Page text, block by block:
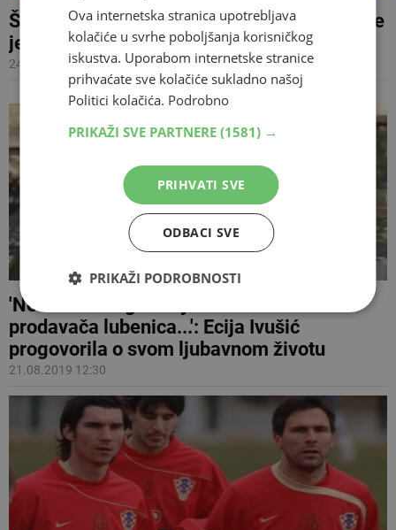
Što bauštelci i trgovci misle o Eciji, ali i koje
je struke Nikola Pokrivač
24.08.2019 10:41
'Ne bih se mogla zaljubiti u bauštelca ili
prodavača lubenica...': Ecija Ivušić
progovorila o svom ljubavnom životu
21.08.2019 12:30
Ova internetska stranica upotrebljava
kolačiće u svrhe poboljšanja korisničkog
iskustva. Uporabom internetske stranice
prihvaćate sve kolačiće sukladno našoj
Politici kolačića. Podrobno
PRIKAŽI SVE PARTNERE (1581) →
PRIHVATI SVE
ODBACI SVE
PRIKAŽI PODROBNOSTI